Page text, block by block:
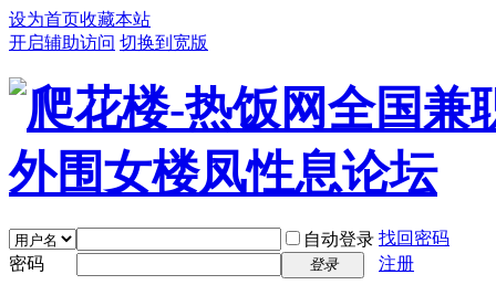
设为首页收藏本站
开启辅助访问 切换到宽版
自动登录 找回密码
密码
登录 注册